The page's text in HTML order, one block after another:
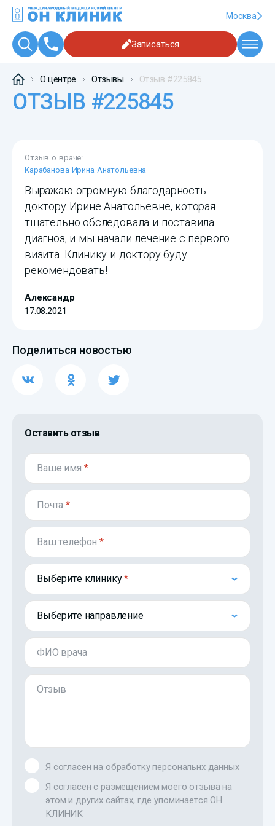
Москва
Записаться
О центре Отзывы Отзыв #225845
ОТЗЫВ #225845
Отзыв о враче:
Карабанова Ирина Анатольевна
Выражаю огромную благодарность
доктору Ирине Анатольевне, которая
тщательно обследовала и поставила
диагноз, и мы начали лечение с первого
визита. Клинику и доктору буду
рекомендовать!
Александр
17.08.2021
Поделиться новостью
Оставить отзыв
Ваше имя *
Почта*
Ваш телефон*
Выберите клинику
Выберите направление
ФИО врача
Отзыв
Я согласен на обработку персональнх данных
Я согласен с размещением моего отзыва на
этом и других сайтах, где упоминается ОН
КЛИНИК